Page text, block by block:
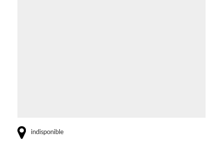
indisponible